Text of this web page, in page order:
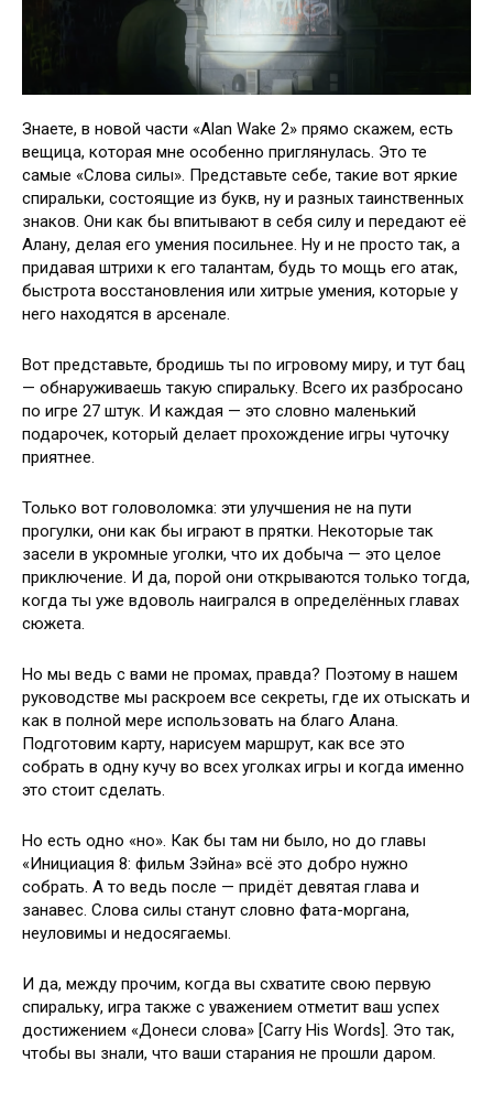
Знаете, в новой части «Alan Wake 2» прямо скажем, есть
вещица, которая мне особенно приглянулась. Это те
самые «Слова силы». Представьте себе, такие вот яркие
спиральки, состоящие из букв, ну и разных таинственных
знаков. Они как бы впитывают в себя силу и передают её
Алану, делая его умения посильнее. Ну и не просто так, а
придавая штрихи к его талантам, будь то мощь его атак,
быстрота восстановления или хитрые умения, которые у
него находятся в арсенале.
Вот представьте, бродишь ты по игровому миру, и тут бац
— обнаруживаешь такую спиральку. Всего их разбросано
по игре 27 штук. И каждая — это словно маленький
подарочек, который делает прохождение игры чуточку
приятнее.
Только вот головоломка: эти улучшения не на пути
прогулки, они как бы играют в прятки. Некоторые так
засели в укромные уголки, что их добыча — это целое
приключение. И да, порой они открываются только тогда,
когда ты уже вдоволь наигрался в определённых главах
сюжета.
Но мы ведь с вами не промах, правда? Поэтому в нашем
руководстве мы раскроем все секреты, где их отыскать и
как в полной мере использовать на благо Алана.
Подготовим карту, нарисуем маршрут, как все это
собрать в одну кучу во всех уголках игры и когда именно
это стоит сделать.
Но есть одно «но». Как бы там ни было, но до главы
«Инициация 8: фильм Зэйна» всё это добро нужно
собрать. А то ведь после — придёт девятая глава и
занавес. Слова силы станут словно фата-моргана,
неуловимы и недосягаемы.
И да, между прочим, когда вы схватите свою первую
спиральку, игра также с уважением отметит ваш успех
достижением «Донеси слова» [Carry His Words]. Это так,
чтобы вы знали, что ваши старания не прошли даром.